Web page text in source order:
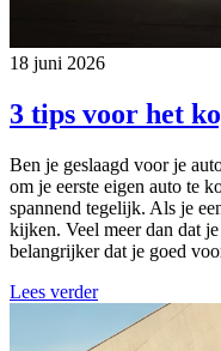
18 juni 2026
3 tips voor het
Ben je geslaagd voor je
om je eerste eigen auto te
spannend tegelijk. Als je
kijken. Veel meer dan dat
belangrijker dat je goed
Lees verder